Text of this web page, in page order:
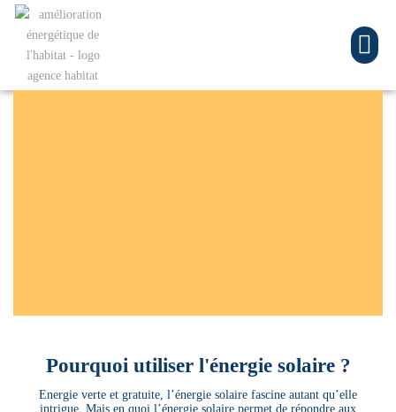
Pourquoi utiliser l'énergie solaire ?
Energie verte et gratuite, l’énergie solaire fascine autant qu’elle
intrigue. Mais en quoi l’énergie solaire permet de répondre aux